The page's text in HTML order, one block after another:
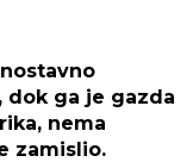
dok ga je gazda
nema
zamislio.